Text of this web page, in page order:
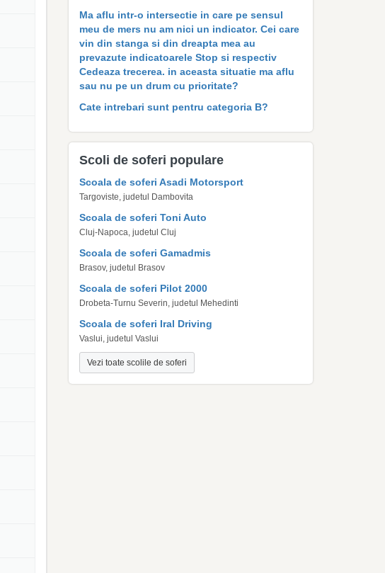
Ma aflu intr-o intersectie in care pe sensul
meu de mers nu am nici un indicator. Cei care
vin din stanga si din dreapta mea au
prevazute indicatoarele Stop si respectiv
Cedeaza trecerea. in aceasta situatie ma aflu
sau nu pe un drum cu prioritate?
Cate intrebari sunt pentru categoria B?
Scoli de soferi populare
Scoala de soferi Asadi Motorsport
Targoviste, judetul Dambovita
Scoala de soferi Toni Auto
Cluj-Napoca, judetul Cluj
Scoala de soferi Gamadmis
Brasov, judetul Brasov
Scoala de soferi Pilot 2000
Drobeta-Turnu Severin, judetul Mehedinti
Scoala de soferi Iral Driving
Vaslui, judetul Vaslui
Vezi toate scolile de soferi